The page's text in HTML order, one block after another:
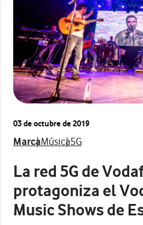
con
03 de octubre de 2019
Ver más notas de prensa
MarcaVer más notas de prensa
MúsicaVer más notas de
5G
La red 5G de
protagoniza el
Music Shows de